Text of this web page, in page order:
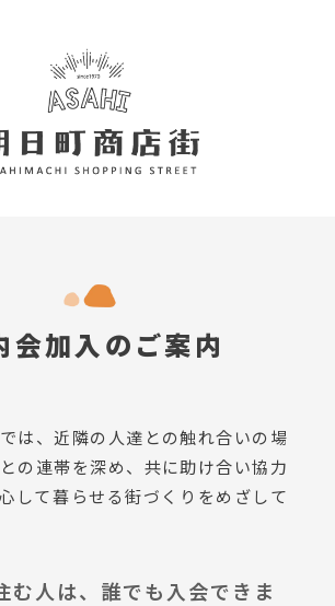
会加入のご案内
は、近隣の人達との触れ合いの場
の連帯を深め、共に助け合い協力
して暮らせる街づくりをめざして
む人は、誰でも入会できま